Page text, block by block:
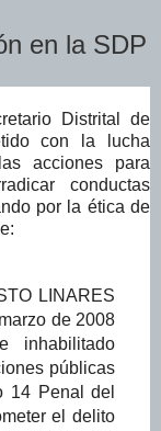
en la SDP
Distrital de
con la lucha
acciones para
conductas
por la ética de
LINARES
de 2008
inhabilitado
públicas
14 Penal del
el delito